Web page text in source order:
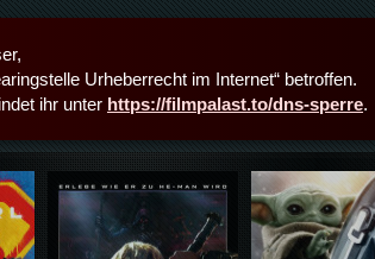
Urheberrecht im Internet“ betroffen.
ihr unter https://filmpalast.to/dns-sperre.
Details,Play Details,Play